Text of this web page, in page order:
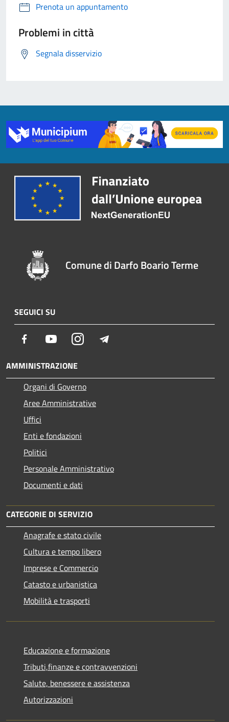
Prenota un appuntamento
Problemi in città
Segnala disservizio
Comune di Darfo Boario Terme
SEGUICI SU
Facebook YoutubeInstagram
AMMINISTRAZIONE
Organi di Governo
Aree Amministrative
Uffici
Enti e fondazioni
Politici
Personale Amministrativo
Documenti e dati
CATEGORIE DI SERVIZIO
Anagrafe e stato civile
Cultura e tempo libero
Imprese e Commercio
Catasto e urbanistica
Mobilità e trasporti
Educazione e formazione
Tributi,finanze e contravvenzioni
Salute, benessere e assistenza
Autorizzazioni